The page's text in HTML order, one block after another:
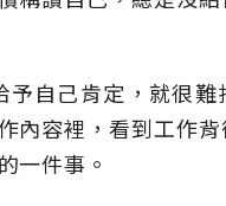
自己肯定，就很難
內容裡，看到工作
一件事。